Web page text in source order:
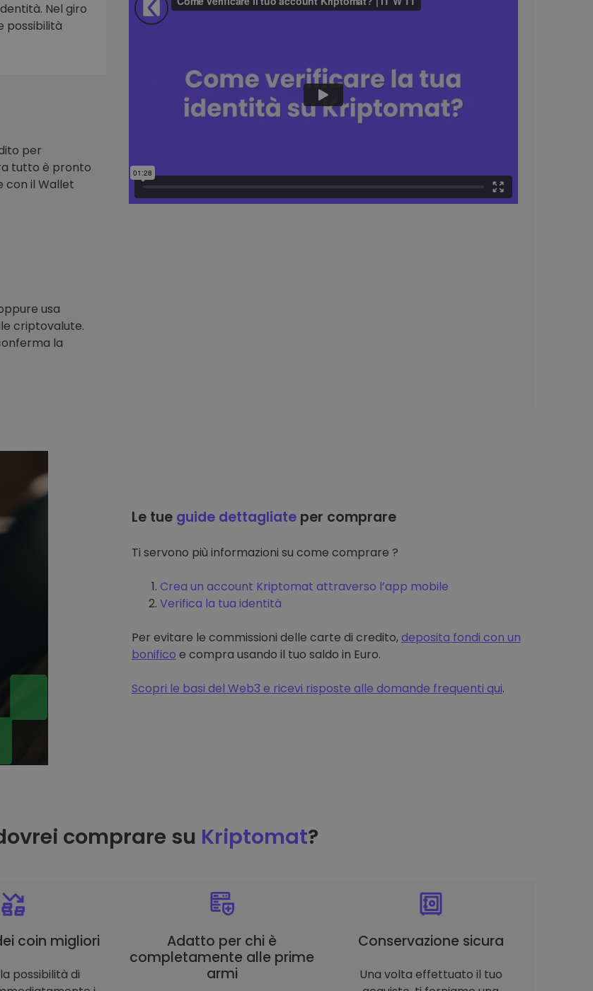
Nel giro
possibilità
per
tutto è pronto
con il Wallet
usa
criptovalute.
la
Le tue guide dettagliate per comprare
Ti servono più informazioni su come comprare ?
Crea un account Kriptomat attraverso l’app mobile
Verifica la tua identità
Per evitare le commissioni delle carte di credito,deposita fondi con un
bonifico e compra usando il tuo saldo in Euro.
Scopri le basi del Web3 e ricevi risposte alle domande frequenti qui.
comprare su Kriptomat?
coin migliori
possibilità di
Adatto per chi è
completamente alle prime
armi
Conservazione sicura
Una volta effettuato il tuo